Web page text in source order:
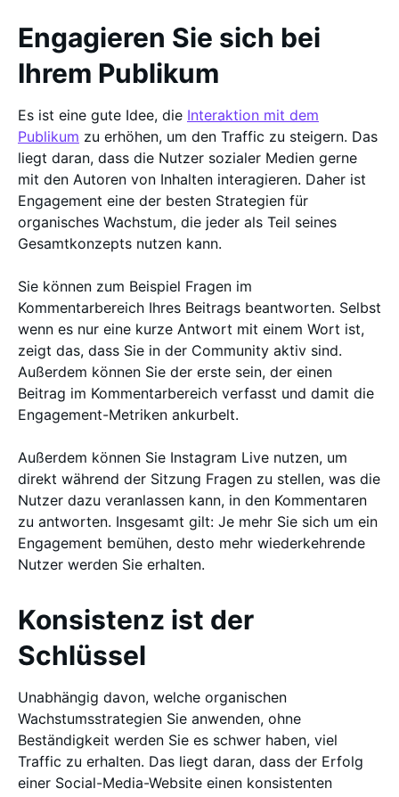
Engagieren Sie sich bei
Ihrem Publikum
Es ist eine gute Idee, die Interaktion mit dem
Publikum zu erhöhen, um den Traffic zu steigern. Das
liegt daran, dass die Nutzer sozialer Medien gerne
mit den Autoren von Inhalten interagieren. Daher ist
Engagement eine der besten Strategien für
organisches Wachstum, die jeder als Teil seines
Gesamtkonzepts nutzen kann.
Sie können zum Beispiel Fragen im
Kommentarbereich Ihres Beitrags beantworten. Selbst
wenn es nur eine kurze Antwort mit einem Wort ist,
zeigt das, dass Sie in der Community aktiv sind.
Außerdem können Sie der erste sein, der einen
Beitrag im Kommentarbereich verfasst und damit die
Engagement-Metriken ankurbelt.
Außerdem können Sie Instagram Live nutzen, um
direkt während der Sitzung Fragen zu stellen, was die
Nutzer dazu veranlassen kann, in den Kommentaren
zu antworten. Insgesamt gilt: Je mehr Sie sich um ein
Engagement bemühen, desto mehr wiederkehrende
Nutzer werden Sie erhalten.
Konsistenz ist der
Schlüssel
Unabhängig davon, welche organischen
Wachstumsstrategien Sie anwenden, ohne
Beständigkeit werden Sie es schwer haben, viel
Traffic zu erhalten. Das liegt daran, dass der Erfolg
einer Social-Media-Website einen konsistenten